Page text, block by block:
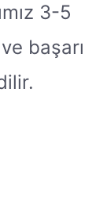
3-5
başarı